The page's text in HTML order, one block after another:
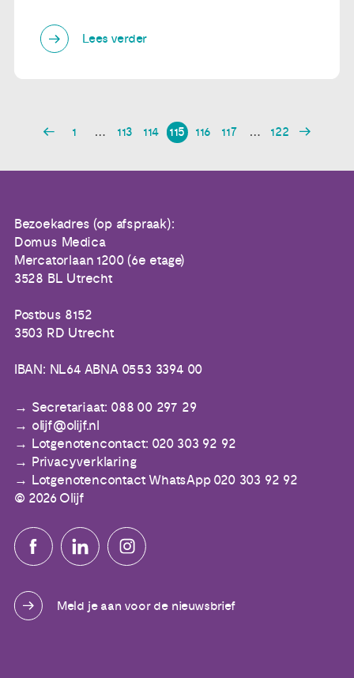
Lees verder
1 … 113 114 115 116 117 … 122
Bezoekadres (op afspraak):
Domus Medica
Mercatorlaan 1200 (6e etage)
3528 BL Utrecht
Postbus 8152
3503 RD Utrecht
IBAN: NL64 ABNA 0553 3394 00
Secretariaat: 088 00 297 29
olijf@olijf.nl
Lotgenotencontact: 020 303 92 92
Privacyverklaring
Lotgenotencontact WhatsApp 020 303 92 92
© 2026 Olijf
Meld je aan voor de nieuwsbrief